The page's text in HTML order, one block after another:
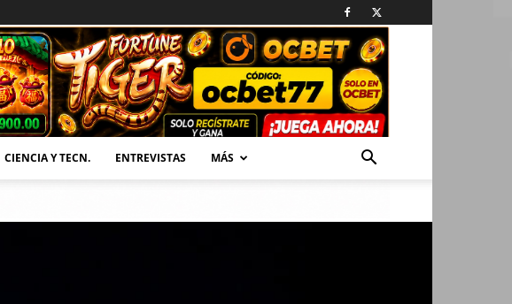
CIENCIA Y TECN. ENTREVISTAS MÁS